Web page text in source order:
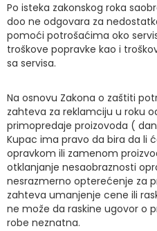
Po isteka zakonskog roka
doo ne odgovara za
pomoći potrošaćima oko
troškove popravke kao i
sa servisa.
Na osnovu Zakona o zaštiti
zahteva za reklamciju u roku
primopredaje proizovoda (
Kupac ima pravo da bira da li
opravkom ili zamenom
otklanjanje nesaobraznosti
nesrazmerno opterećenje za
zahteva umanjenje cene ili
ne može da raskine ugovor o
robe neznatna.